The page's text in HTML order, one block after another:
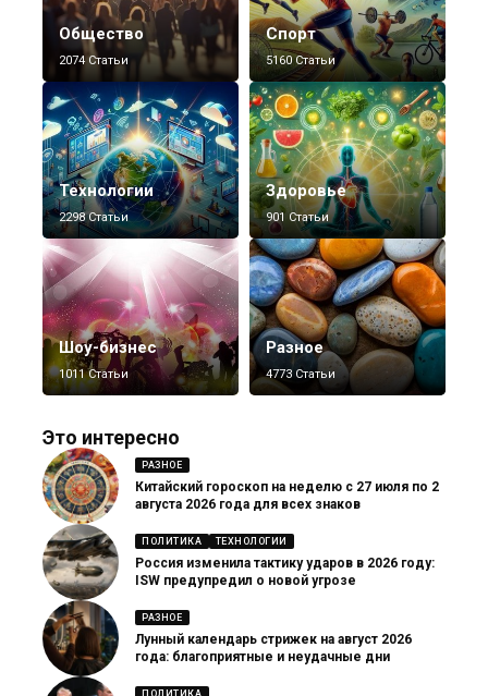
Общество
2074 Статьи
Спорт
5160 Статьи
Технологии
2298 Статьи
Здоровье
901 Статьи
Шоу-бизнес
1011 Статьи
Разное
4773 Статьи
Это интересно
РАЗНОЕ
Китайский гороскоп на неделю с 27 июля по 2
августа 2026 года для всех знаков
ПОЛИТИКА ТЕХНОЛОГИИ
Россия изменила тактику ударов в 2026 году:
ISW предупредил о новой угрозе
РАЗНОЕ
Лунный календарь стрижек на август 2026
года: благоприятные и неудачные дни
ПОЛИТИКА